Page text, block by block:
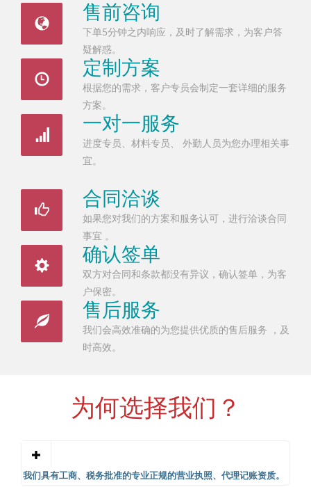
售前咨询
下单5分钟之内响应，及时了解需求，为客户答
疑解惑。
定制方案
根据您的需求，客户专员会制定一套详细的服务
方案。
一对一服务
进度专员、材料专员、 外勤人员为您办理相关事
宜。
合同洽谈
如果您对我们的方案和服务认可，进行洽谈合同
事宜 。
确认签单
双方对合同和条款都没有异议，确认签单，为客
户保密。
售后服务
我们会高效准确的为您提供优质的售后服务 ，及
时高效。
为何选择我们？
我们具有工商、税务批准的专业正规的营业执照、代理记账资质。